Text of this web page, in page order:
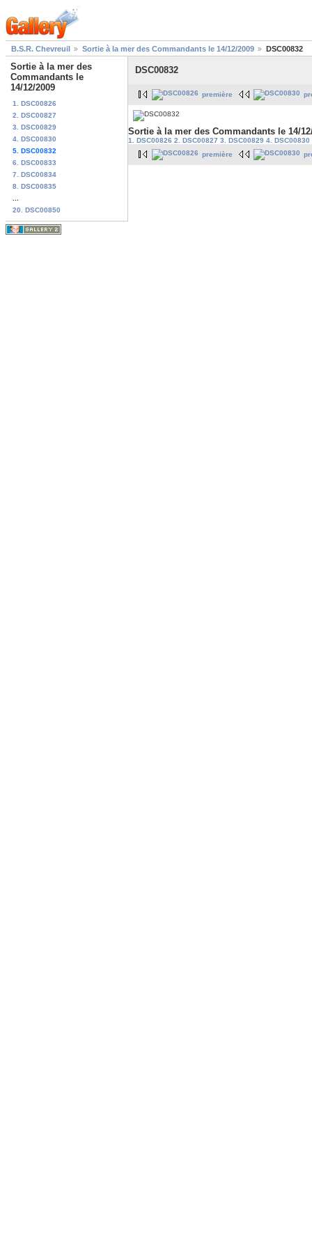
B.S.R. Chevreuil Sortie à la mer des Commandants le 14/12/2009 DSC00832
Sortie à la mer des
Commandants le
14/12/2009
1. DSC00826
2. DSC00827
3. DSC00829
4. DSC00830
5. DSC00832
6. DSC00833
7. DSC00834
8. DSC00835
20. DSC00850
DSC00832
première
Sortie à la mer des Commandants le 14/
1. DSC00826 2. DSC00827 3. DSC00829 4. DSC00830
première